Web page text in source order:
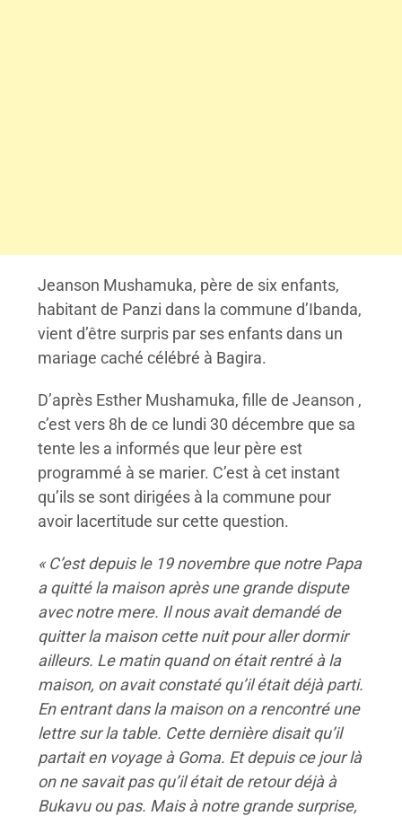
Jeanson Mushamuka, père de six enfants,
habitant de Panzi dans la commune d’Ibanda,
vient d’être surpris par ses enfants dans un
mariage caché célébré à Bagira.
D’après Esther Mushamuka, fille de Jeanson ,
c’est vers 8h de ce lundi 30 décembre que sa
tente les a informés que leur père est
programmé à se marier. C’est à cet instant
qu’ils se sont dirigées à la commune pour
avoir lacertitude sur cette question.
« C’est depuis le 19 novembre que notre Papa
a quitté la maison après une grande dispute
avec notre mere. Il nous avait demandé de
quitter la maison cette nuit pour aller dormir
ailleurs. Le matin quand on était rentré à la
maison, on avait constaté qu’il était déjà parti.
En entrant dans la maison on a rencontré une
lettre sur la table. Cette dernière disait qu’il
partait en voyage à Goma. Et depuis ce jour là
on ne savait pas qu’il était de retour déjà à
Bukavu ou pas. Mais à notre grande surprise,